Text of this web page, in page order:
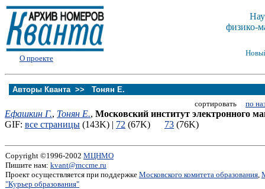
О проекте
физико-
Авторы Кванта >>
Тонян Е.
сортировать по
Ефашкин Г., Тонян Е., Московский институт электронного
GIF: все страницы (143K) | 72 (67K) 73 (76K)
Copyright ©1996-2002 МЦНМО
Пишите нам: kvant@mccme.ru
Проект осуществляется при поддержке Московского комитета образования,
"Курьер образования"